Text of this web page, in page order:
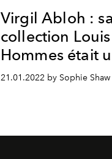
Virgil Abloh :
collection
Hommes était
21.01.2022 by Sophie Shaw